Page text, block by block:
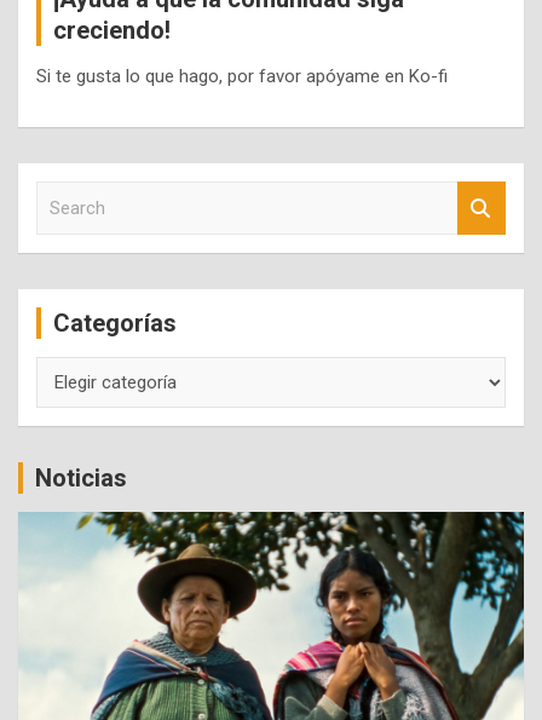
creciendo!
Si te gusta lo que hago, por favor apóyame en Ko-fi
c
Categorías
Noticias